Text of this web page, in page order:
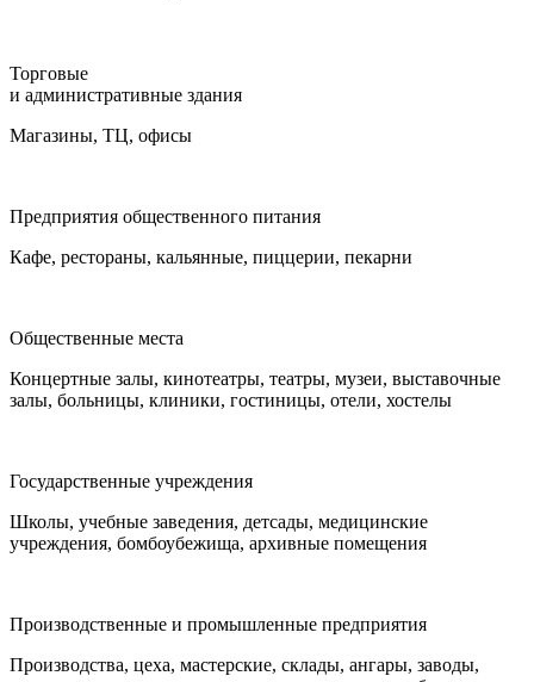
Торговые
и административные здания
Магазины, ТЦ, офисы
Предприятия общественного питания
Кафе, рестораны, кальянные, пиццерии, пекарни
Общественные места
Концертные залы, кинотеатры, театры, музеи, выставочные
залы, больницы, клиники, гостиницы, отели, хостелы
Государственные учреждения
Школы, учебные заведения, детсады, медицинские
учреждения, бомбоубежища, архивные помещения
Производственные и промышленные предприятия
Производства, цеха, мастерские, склады, ангары, заводы,